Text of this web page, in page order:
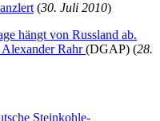
(30. Juli 2010)
hängt von Russland ab.
Rahr(DGAP) (28.
Steinkohle-